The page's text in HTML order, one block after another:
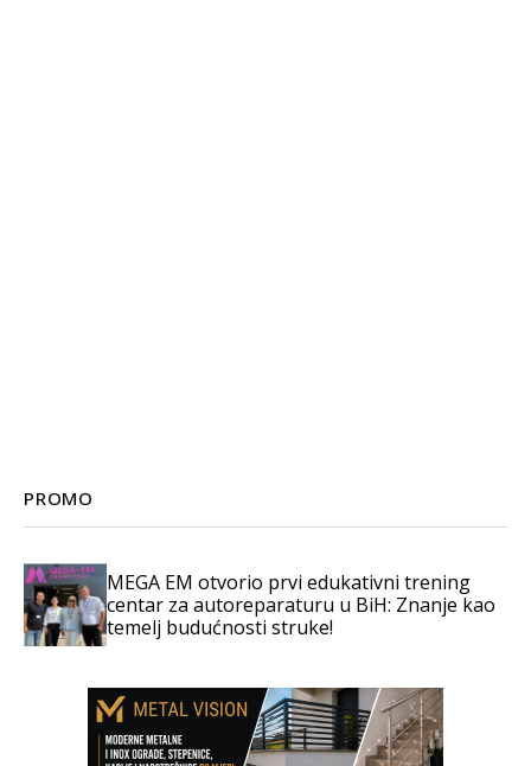
PROMO
MEGA EM otvorio prvi edukativni trening
centar za autoreparaturu u BiH: Znanje kao
temelj budućnosti struke!